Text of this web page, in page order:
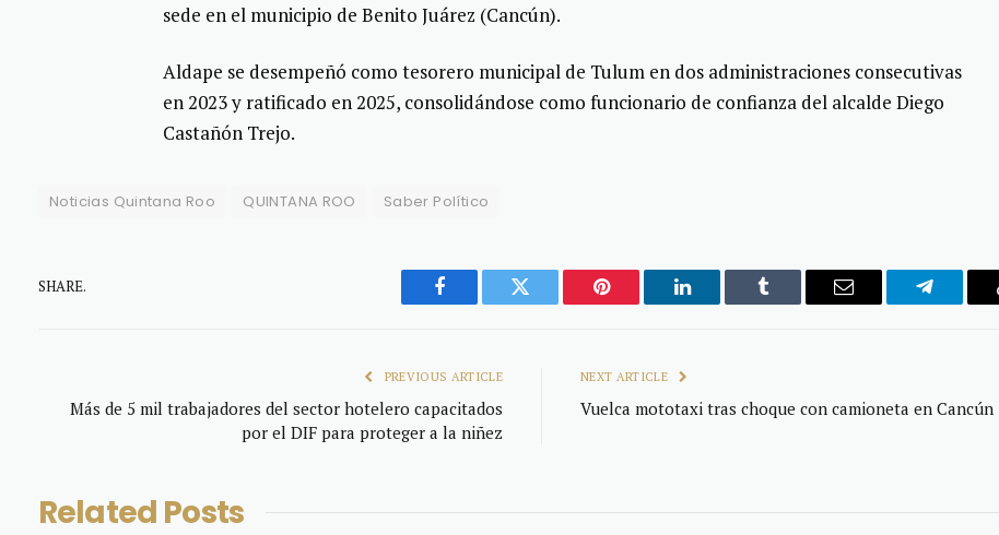
sede en el municipio de Benito Juárez (Cancún).
Aldape se desempeñó como tesorero municipal de Tulum en dos administraciones consecutivas
en 2023 y ratificado en 2025, consolidándose como funcionario de confianza del alcalde Diego
Castañón Trejo.
Noticias Quintana Roo QUINTANA ROO Saber Político
SHARE.
Facebook Twitter Pinterest LinkedIn Tumblr Email Telegram
PREVIOUS ARTICLE
Más de 5 mil trabajadores del sector hotelero capacitados
por el DIF para proteger a la niñez
NEXT ARTICLE
Vuelca mototaxi tras choque con camioneta en Cancún
Related Posts